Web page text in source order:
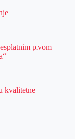
pivom
kvalitetne